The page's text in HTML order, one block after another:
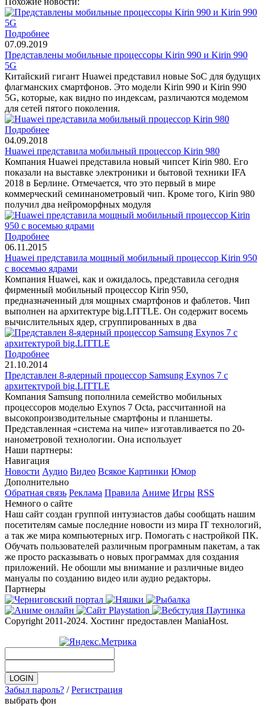
Подробнее
07.09.2019
Представлены мобильные процессоры Kirin 990 и Kirin 990
5G
Китайский гигант Huawei представил новые SoC для будущих
флагманских смартфонов. Это модели Kirin 990 и Kirin 990
5G, которые, как видно по индексам, различаются модемом
для сетей пятого поколения.
Подробнее
04.09.2018
Huawei представила мобильный процессор Kirin 980
Компания Huawei представила новый чипсет Kirin 980. Его
показали на выставке электроники и бытовой техники IFA
2018 в Берлине. Отмечается, что это первый в мире
коммерческий семинанометровый чип. Кроме того, Kirin 980
получил два нейроморфных модуля
Подробнее
06.11.2015
Huawei представила мощный мобильный процессор Kirin 950
с восемью ядрами
Компания Huawei, как и ожидалось, представила сегодня
фирменный мобильный процессор Kirin 950,
предназначенный для мощных смартфонов и фаблетов. Чип
выполнен на архитектуре big.LITTLE. Он содержит восемь
вычислительных ядер, сгруппированных в два
Подробнее
21.10.2014
Представлен 8-ядерный процессор Samsung Exynos 7 с
архитектурой big.LITTLE
Компания Samsung пополнила семейство мобильных
процессоров моделью Exynos 7 Octa, рассчитанной на
высокопроизводительные смартфоны и планшеты.
Представленная «система на чипе» изготавливается по 20-
нанометровой технологии. Она использует
Наши партнеры:
Навигация
Новости Аудио Видео Всякое Картинки Юмор
Дополнительно
Обратная связь Реклама Правила Аниме Игры RSS
Немного о сайте
Наш сайт создан группой интузиастов дабы сообщать нашим
посетителям самые последние новости из мира IT технологий,
а так же мира компьютерных игр. Помогать с настройкой ПК.
Обучать пользователей различным програмным пакетам, а так
же просто расказывать о новых программах для создания
приложений. Не обошли мы внимание и различные видео
мануалы по созданию видео или аудио редакторы.
Партнеры
Copyright 2011-2024. Хостинг предоставлен ManiaHost.
Забыл пароль? /Регистрация
выбрать фон